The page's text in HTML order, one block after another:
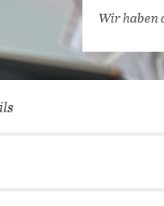
WIR FÜR SIE
Wir haben